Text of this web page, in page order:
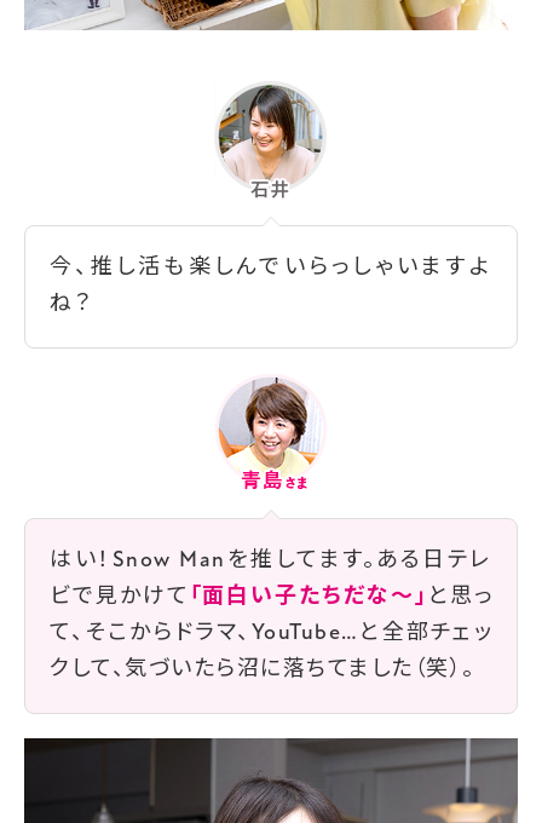
今、推し活も楽しんでいらっしゃいますよ
ね？
はい！Snow Manを推してます。ある日テレ
ビで見かけて 「面白い子たちだな〜」 と思っ
て、そこからドラマ、YouTube…と全部チェッ
クして、気づいたら沼に落ちてました（笑）。